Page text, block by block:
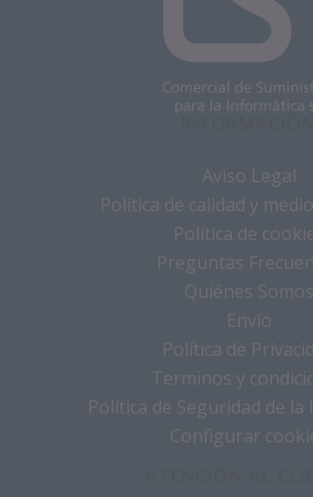
Aviso Legal
Política de calidad y
Política de
Preguntas
Quiénes Somos
Envío
Política de
Terminos y
Política de Seguridad de
Configurar